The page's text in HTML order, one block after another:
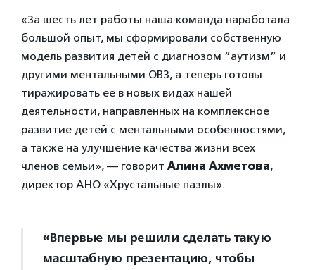
«За шесть лет работы наша команда наработала
большой опыт, мы сформировали собственную
модель развития детей с диагнозом ”аутизм” и
другими ментальными ОВЗ, а теперь готовы
тиражировать ее в новых видах нашей
деятельности, направленных на комплексное
развитие детей с ментальными особенностями,
а также на улучшение качества жизни всех
членов семьи», — говорит Алина Ахметова,
директор АНО «Хрустальные пазлы».
«Впервые мы решили сделать такую
масштабную презентацию, чтобы